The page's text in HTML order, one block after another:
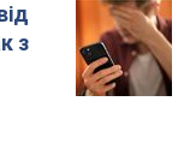
з